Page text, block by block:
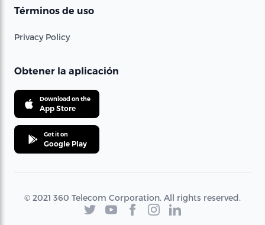
Términos de uso
Privacy Policy
Obtener la aplicación
Download on the
App Store
Get it on
Google Play
© 2021 360 Telecom Corporation. All rights reserved.